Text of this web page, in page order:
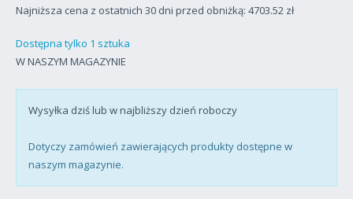
Najniższa cena z ostatnich 30 dni przed obniżką: 4703.52 zł
Dostępna tylko 1 sztuka
W NASZYM MAGAZYNIE
Wysyłka dziś lub w najbliższy dzień roboczy
Dotyczy zamówień zawierających produkty dostępne w
naszym magazynie.